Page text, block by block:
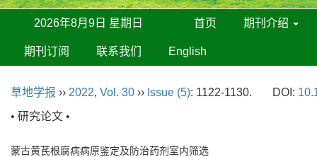
2026年8月9日 星期日 首页 期刊介绍
期刊订阅 联系我们 English
草地学报 ›› 2022, Vol. 30 ›› Issue (5): 1122-1130. DOI:
• 研究论文 •
蒙古黄芪根腐病病原鉴定及防治药剂室内筛选